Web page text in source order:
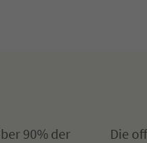
90% der
Die